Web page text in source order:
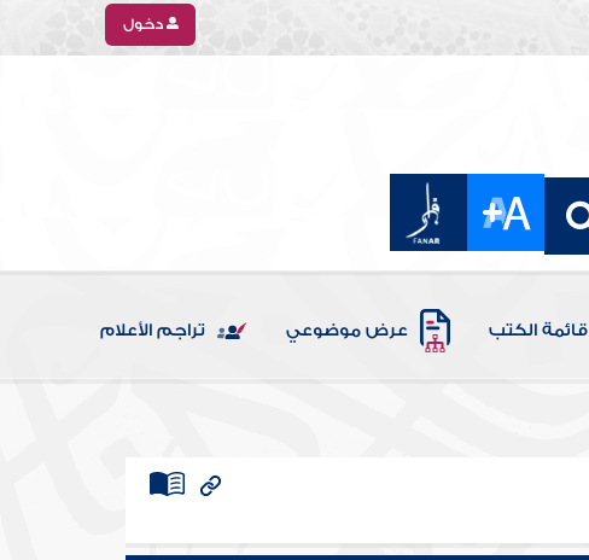
دخول
قائمة الكتب عرض موضوعي تراجم الأعلام